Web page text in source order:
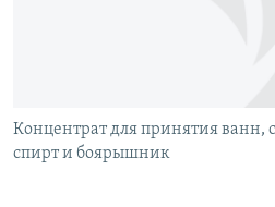
УКРАИНСКАЯ ПРОБЛЕМА КРЫМА
Все сайты RFE/RL
Концентрат для принятия ванн,
спирт и боярышник